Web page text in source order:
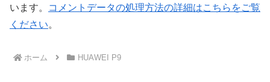
います。
コメントデータの処理方法の詳細はこちらをご覧
ください。
ホーム HUAWEI P9